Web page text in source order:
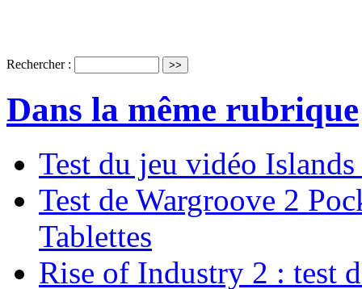
Rechercher :
Dans la même rubrique
Test du jeu vidéo
Test de Wargroove 2
Tablettes
Rise of Industry 2 : test